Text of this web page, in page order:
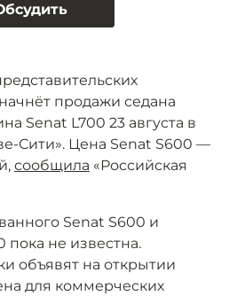
продажи седана
Senat L700 23 августа в
Сити». Цена Senat S600 —
сообщила «Российская
Senat S600 и
пока не известна.
объявят на открытии
для коммерческих